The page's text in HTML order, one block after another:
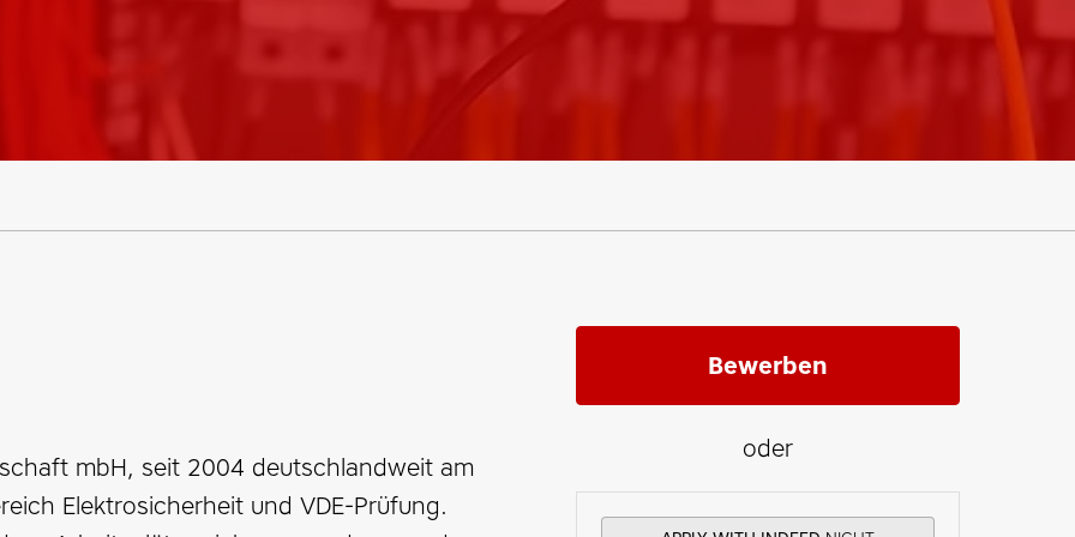
mbH, seit 2004 deutschlandweit am
Elektrosicherheit und VDE-Prüfung.
Bewerben
oder